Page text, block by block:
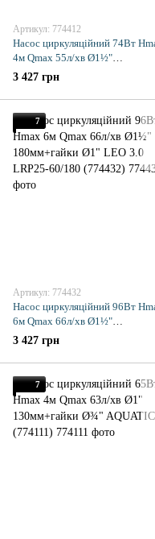
Артикул: 774412
Насос циркуляційний 74Вт
4м Qmax 55л/хв Ø1½"
180мм+гайки Ø1" LEO 3.0
LRP25-40/180 (774412)
3 427 грн
7
Артикул: 774432
Насос циркуляційний 96Вт
6м Qmax 66л/хв Ø1½"
180мм+гайки Ø1" LEO 3.0
LRP25-60/180 (774432)
3 427 грн
7